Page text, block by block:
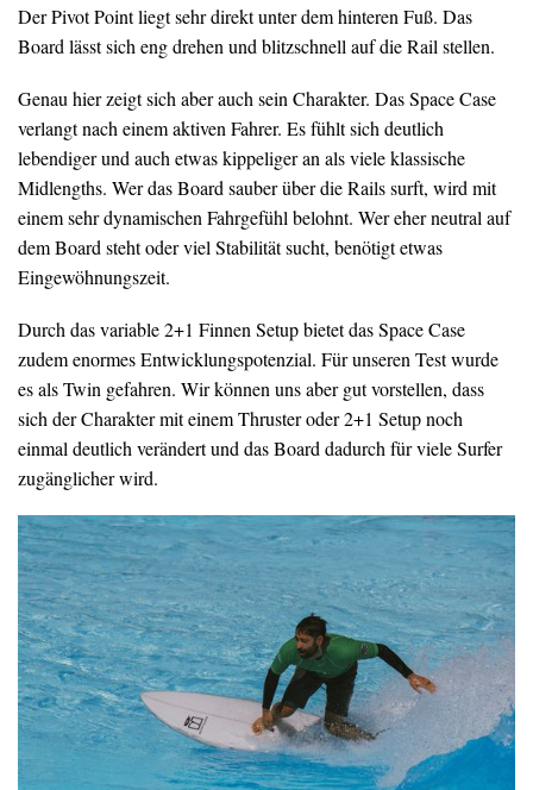
Der Pivot Point liegt sehr direkt unter dem hinteren Fuß. Das
Board lässt sich eng drehen und blitzschnell auf die Rail stellen.
Genau hier zeigt sich aber auch sein Charakter. Das Space Case
verlangt nach einem aktiven Fahrer. Es fühlt sich deutlich
lebendiger und auch etwas kippeliger an als viele klassische
Midlengths. Wer das Board sauber über die Rails surft, wird mit
einem sehr dynamischen Fahrgefühl belohnt. Wer eher neutral auf
dem Board steht oder viel Stabilität sucht, benötigt etwas
Eingewöhnungszeit.
Durch das variable 2+1 Finnen Setup bietet das Space Case
zudem enormes Entwicklungspotenzial. Für unseren Test wurde
es als Twin gefahren. Wir können uns aber gut vorstellen, dass
sich der Charakter mit einem Thruster oder 2+1 Setup noch
einmal deutlich verändert und das Board dadurch für viele Surfer
zugänglicher wird.